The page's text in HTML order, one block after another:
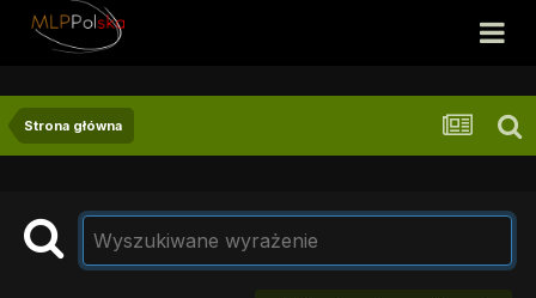
Strona główna